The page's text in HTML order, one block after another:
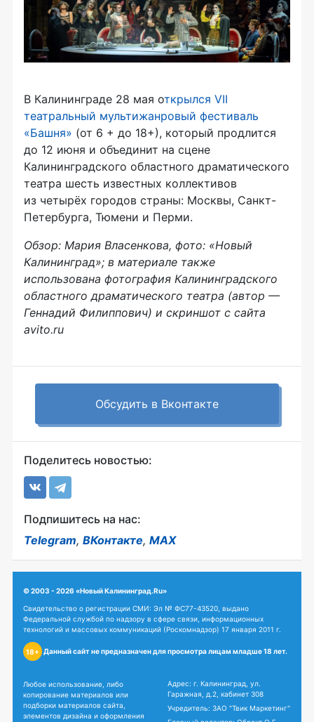
В Калининграде 28 мая открылся VII
театральный мультижанровый фестиваль
«Башня» (от 6 + до 18+), который продлится
до 12 июня и объединит на сцене
Калининградского областного драматического
театра шесть известных коллективов
из четырёх городов страны: Москвы, Санкт-
Петербурга, Тюмени и Перми.
Обзор: Мария Власенкова, фото: «Новый
Калининград»; в материале также
использована фотография Калининградского
областного драматического театра (автор —
Геннадий Филиппович) и скриншот с сайта
avito.ru
Обсудить в Вконтакте
Поделитесь новостью:
Подпишитесь на нас:
Telegram, ВКонтакте, MAX
© 2003 - 2026 «Новый Калининград.Ru»
Свидетельство о регистрации СМИ: Эл № ФС77-43520, выдано
Федеральной службой по надзору в сфере связи, информационных
технологий и массовых коммуникаций (Роскомнадзор) 17 января 2011 г.
18+ Данный сайт не предназначен для просмотра лицам младше 18 лет.
Любое использование, либо
копирование материалов или
подборки материалов сайта,
элементов дизайна и оформления
Адрес: г. Калининград, ул.
Гаражная, д.2, кабинет 308
Учредитель: ЗАО "Твик Маркетинг"